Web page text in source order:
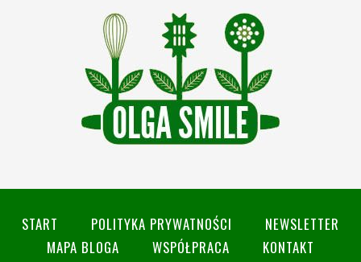
START POLITYKA PRYWATNOŚCI
NEWSLETTER
MAPA BLOGA
WSPÓŁPRACA
KONTAKT